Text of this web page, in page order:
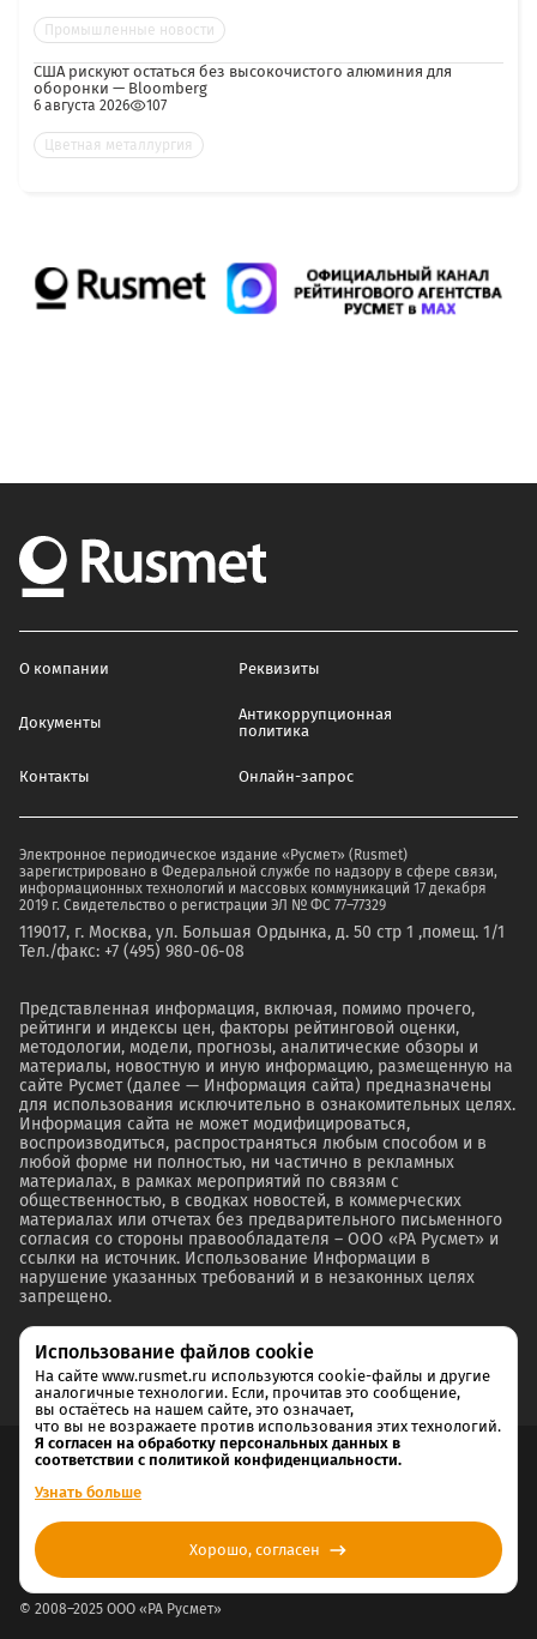
Промышленные новости
США рискуют остаться без высокочистого алюминия для
оборонки — Bloomberg
6 августа 2026 107
Цветная металлургия
О компании Реквизиты
Документы
Антикоррупционная
политика
Контакты Онлайн-запрос
Электронное периодическое издание «Русмет» (Rusmet)
зарегистрировано в Федеральной службе по надзору в сфере связи,
информационных технологий и массовых коммуникаций 17 декабря
2019 г. Свидетельство о регистрации ЭЛ № ФС 77–77329
119017, г. Москва, ул. Большая Ордынка, д. 50 стр 1 ,помещ. 1/1
Тел./факс: +7 (495) 980-06-08
Представленная информация, включая, помимо прочего,
рейтинги и индексы цен, факторы рейтинговой оценки,
методологии, модели, прогнозы, аналитические обзоры и
материалы, новостную и иную информацию, размещенную на
сайте Русмет (далее — Информация сайта) предназначены
для использования исключительно в ознакомительных целях.
Информация сайта не может модифицироваться,
воспроизводиться, распространяться любым способом и в
любой форме ни полностью, ни частично в рекламных
материалах, в рамках мероприятий по связям с
общественностью, в сводках новостей, в коммерческих
материалах или отчетах без предварительного письменного
согласия со стороны правообладателя – ООО «РА Русмет» и
ссылки на источник. Использование Информации в
нарушение указанных требований и в незаконных целях
запрещено.
© 2008–2025 ООО «РА Русмет»
Согласие на обработку и хранение персональных данных
Политика конфиденциальности
Использование файлов cookie
На сайте www.rusmet.ru используются cookie-файлы и другие
аналогичные технологии. Если, прочитав это сообщение,
вы остаётесь на нашем сайте, это означает,
что вы не возражаете против использования этих технологий.
Я согласен на обработку персональных данных в
соответствии с политикой конфиденциальности.
Узнать больше
Хорошо, согласен